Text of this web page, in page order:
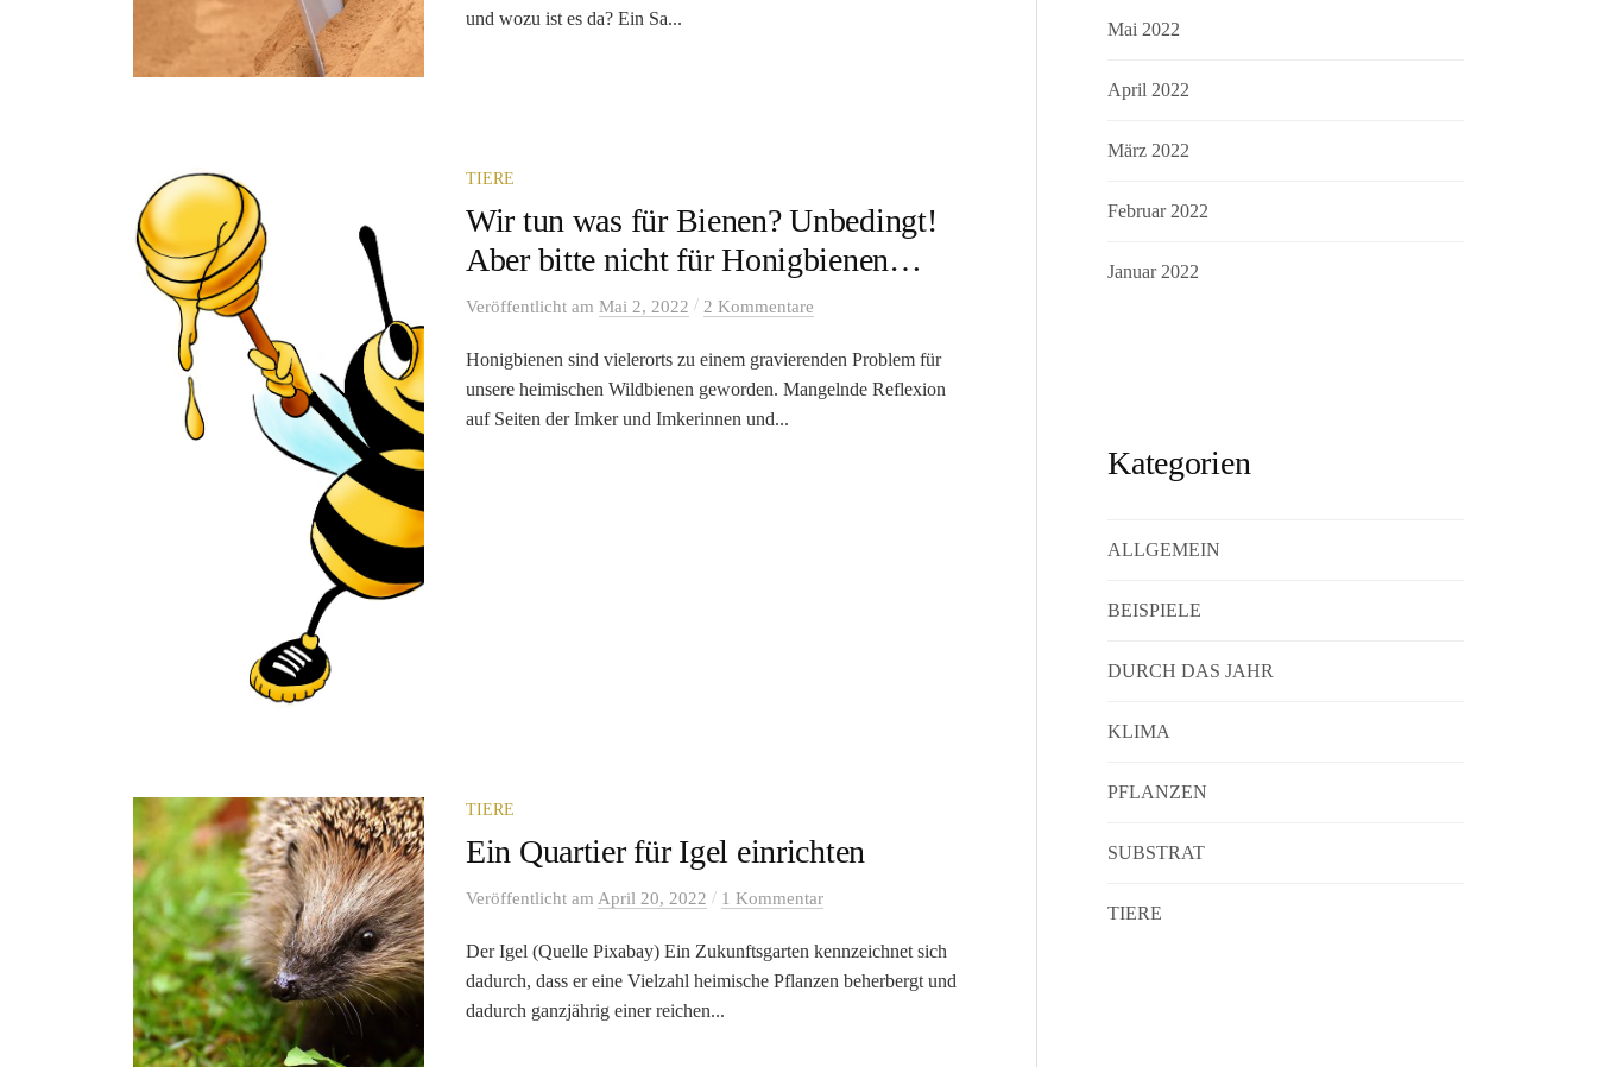
und wozu ist es da? Ein Sa...
TIERE
Wir tun was für Bienen? Unbedingt!
Aber bitte nicht für Honigbienen…
Veröffentlicht am Mai 2, 2022 / 2 Kommentare
Honigbienen sind vielerorts zu einem gravierenden Problem für
unsere heimischen Wildbienen geworden. Mangelnde Reflexion
auf Seiten der Imker und Imkerinnen und...
TIERE
Ein Quartier für Igel einrichten
Veröffentlicht am April 20, 2022 / 1 Kommentar
Der Igel (Quelle Pixabay) Ein Zukunftsgarten kennzeichnet sich
dadurch, dass er eine Vielzahl heimische Pflanzen beherbergt und
dadurch ganzjährig einer reichen...
Mai 2022
April 2022
März 2022
Februar 2022
Januar 2022
Kategorien
ALLGEMEIN
BEISPIELE
DURCH DAS JAHR
KLIMA
PFLANZEN
SUBSTRAT
TIERE